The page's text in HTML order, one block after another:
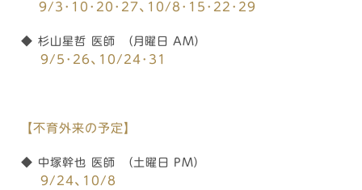
9 /3･10･20･27、10 /8･15･22･29
◆ 杉山星哲 医師 （月曜日 AM）
9 /5･26、10 /24･31
【不育外来の予定】
◆ 中塚幹也 医師 （土曜日 PM）
9 /24、10/8